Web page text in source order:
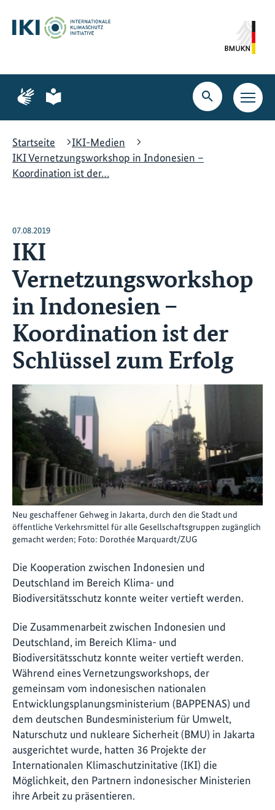
Hauptinhalt
springen
Suche
springen
Hauptnavigation
springen
Zur
Seite
Gebärdensprache
Zur
Seite
leichte
Suche
öffnen
Startseite
IKI-Medien
IKI Vernetzungsworkshop in Indonesien –
Koordination ist der…
07.08.2019
IKI
Vernetzungsworkshop
in Indonesien –
Koordination ist der
Schlüssel zum Erfolg
Neu geschaffener Gehweg in Jakarta, durch den die Stadt und
öffentliche Verkehrsmittel für alle Gesellschaftsgruppen zugänglich
gemacht werden; Foto: Dorothée Marquardt/ZUG
Die Kooperation zwischen Indonesien und
Deutschland im Bereich Klima- und
Biodiversitätsschutz konnte weiter vertieft werden.
Die Zusammenarbeit zwischen Indonesien und
Deutschland, im Bereich Klima- und
Biodiversitätsschutz konnte weiter vertieft werden.
Während eines Vernetzungsworkshops, der
gemeinsam vom indonesischen nationalen
Entwicklungsplanungsministerium (BAPPENAS) und
dem deutschen Bundesministerium für Umwelt,
Naturschutz und nukleare Sicherheit (BMU) in Jakarta
ausgerichtet wurde, hatten 36 Projekte der
Internationalen Klimaschutzinitative (IKI) die
Möglichkeit, den Partnern indonesischer Ministerien
ihre Arbeit zu präsentieren.